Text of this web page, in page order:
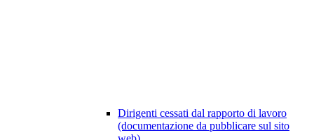
Dirigenti cessati dal rapporto di lavoro
(documentazione da pubblicare sul sito